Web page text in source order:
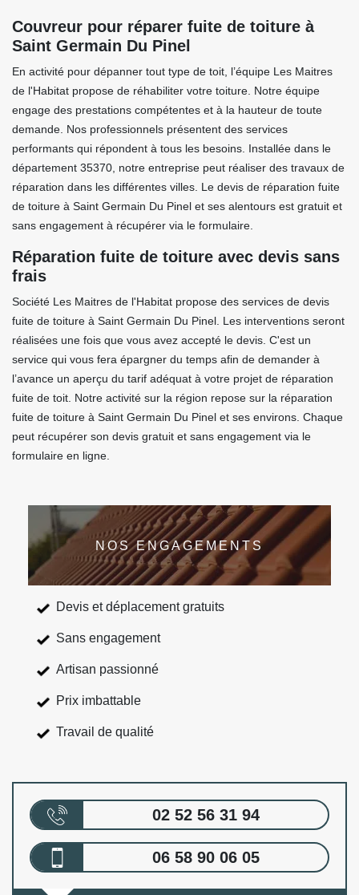
Couvreur pour réparer fuite de toiture à
Saint Germain Du Pinel
En activité pour dépanner tout type de toit, l’équipe Les Maitres
de l'Habitat propose de réhabiliter votre toiture. Notre équipe
engage des prestations compétentes et à la hauteur de toute
demande. Nos professionnels présentent des services
performants qui répondent à tous les besoins. Installée dans le
département 35370, notre entreprise peut réaliser des travaux de
réparation dans les différentes villes. Le devis de réparation fuite
de toiture à Saint Germain Du Pinel et ses alentours est gratuit et
sans engagement à récupérer via le formulaire.
Réparation fuite de toiture avec devis sans
frais
Société Les Maitres de l'Habitat propose des services de devis
fuite de toiture à Saint Germain Du Pinel. Les interventions seront
réalisées une fois que vous avez accepté le devis. C'est un
service qui vous fera épargner du temps afin de demander à
l’avance un aperçu du tarif adéquat à votre projet de réparation
fuite de toit. Notre activité sur la région repose sur la réparation
fuite de toiture à Saint Germain Du Pinel et ses environs. Chaque
peut récupérer son devis gratuit et sans engagement via le
formulaire en ligne.
NOS ENGAGEMENTS
Devis et déplacement gratuits
Sans engagement
Artisan passionné
Prix imbattable
Travail de qualité
02 52 56 31 94
06 58 90 06 05